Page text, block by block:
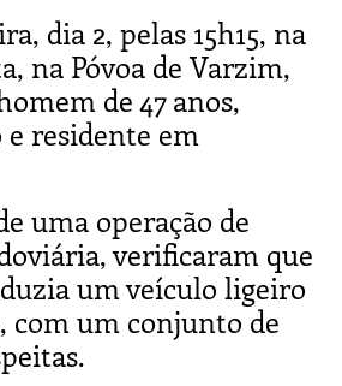
dia 2, pelas 15h15, na
na Póvoa de Varzim,
de 47 anos,
e residente em
uma operação de
verificaram que
um veículo ligeiro
com um conjunto de